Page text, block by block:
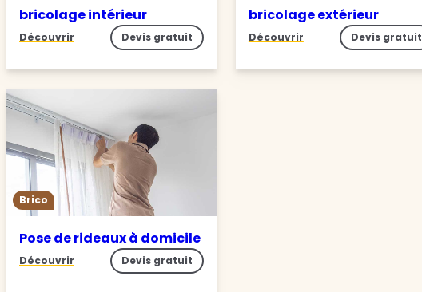
bricolage intérieur
Découvrir Devis gratuit
bricolage extérieur
Découvrir Devis gratuit
Brico
Pose de rideaux à domicile
Découvrir Devis gratuit